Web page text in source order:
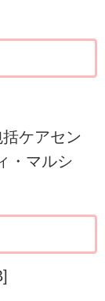
ケアセン
・マルシ